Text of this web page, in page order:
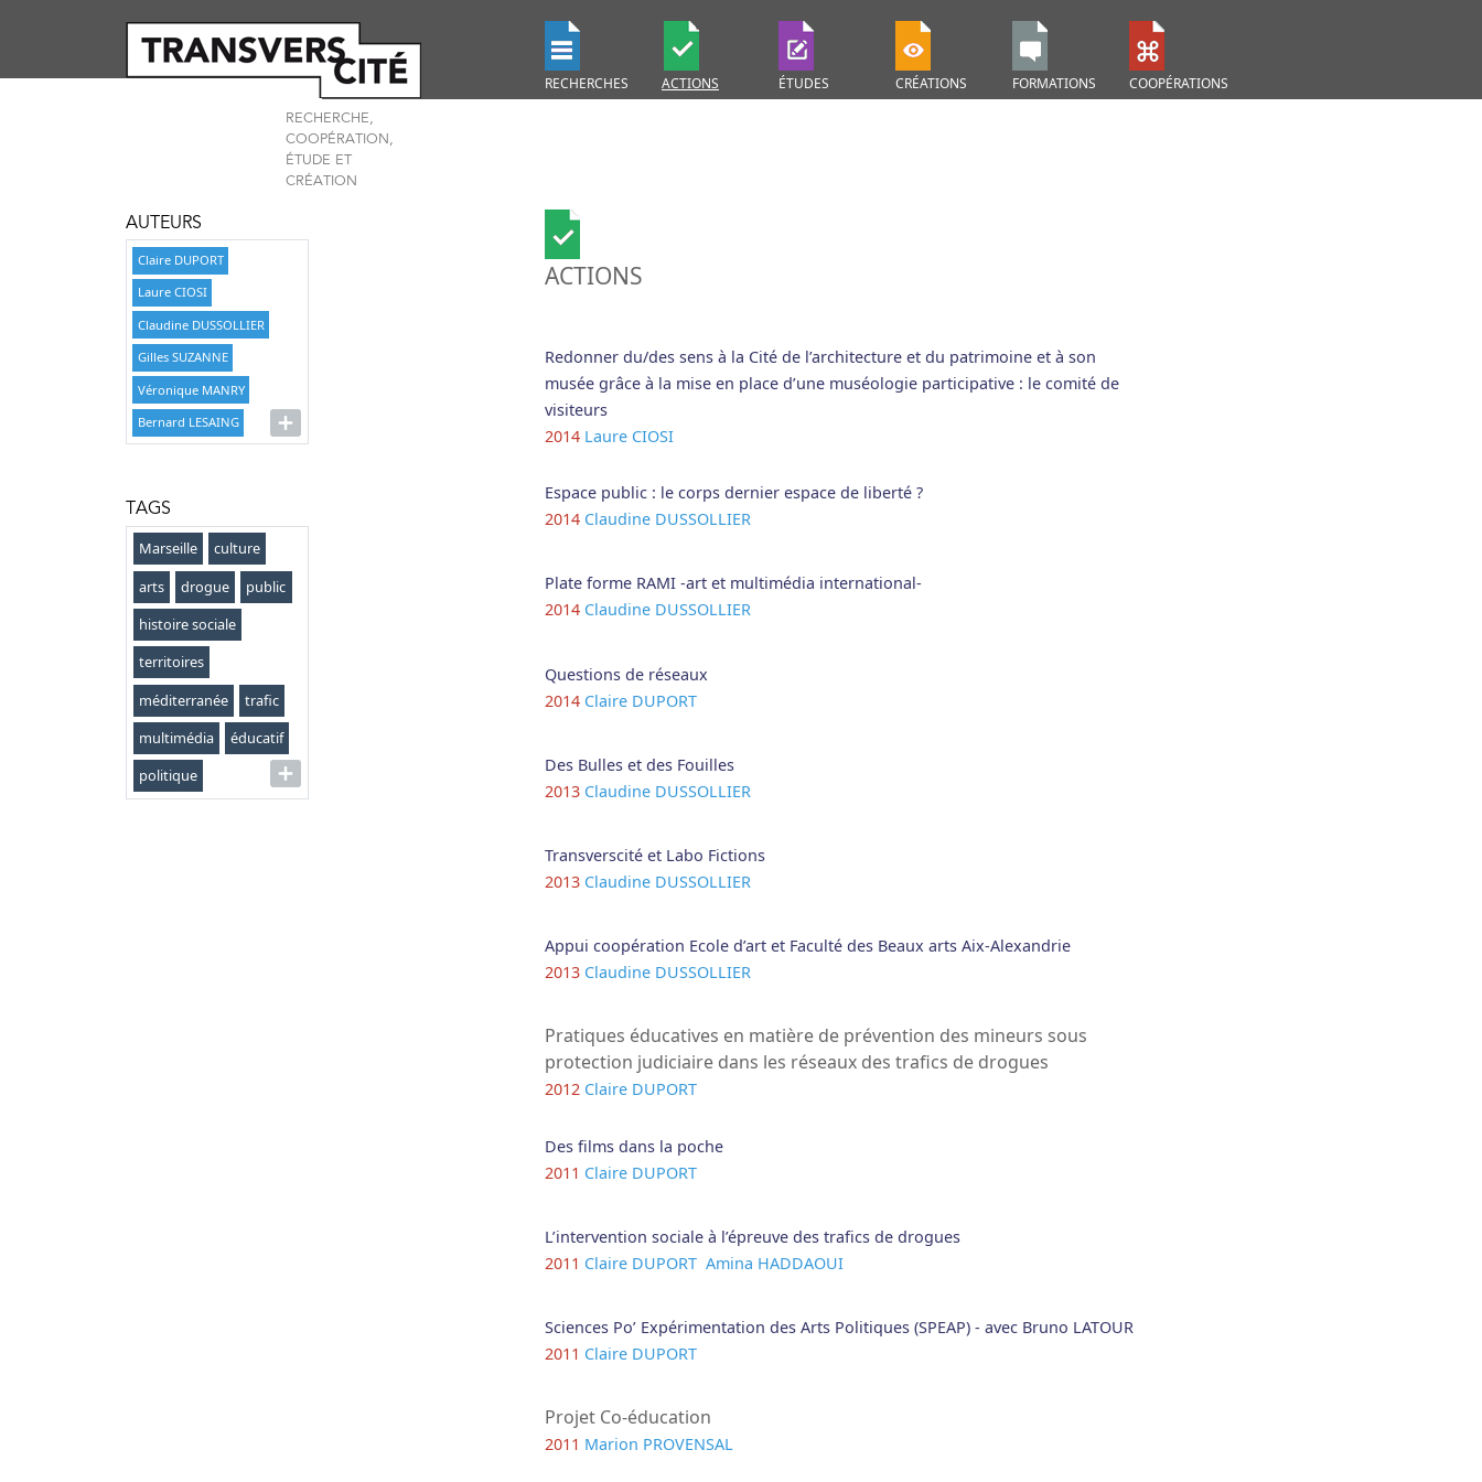
RECHERCHES ACTIONS ÉTUDES CRÉATIONS FORMATIONS COOPÉRATIONS
RECHERCHE,
COOPÉRATION,
ÉTUDE ET
CRÉATION
AUTEURS
Claire DUPORT
Laure CIOSI
Claudine DUSSOLLIER
Gilles SUZANNE
Véronique MANRY
Bernard LESAING
TAGS
Marseille
culture
arts
drogue
public
histoire sociale
territoires
méditerranée
trafic
multimédia
éducatif
politique
ACTIONS
Redonner du/des sens à la Cité de l’architecture et du patrimoine et à son
musée grâce à la mise en place d’une muséologie participative : le comité de
visiteurs
2014 Laure CIOSI
Espace public : le corps dernier espace de liberté ?
2014 Claudine DUSSOLLIER
Plate forme RAMI -art et multimédia international-
2014 Claudine DUSSOLLIER
Questions de réseaux
2014 Claire DUPORT
Des Bulles et des Fouilles
2013 Claudine DUSSOLLIER
Transverscité et Labo Fictions
2013 Claudine DUSSOLLIER
Appui coopération Ecole d’art et Faculté des Beaux arts Aix-Alexandrie
2013 Claudine DUSSOLLIER
Pratiques éducatives en matière de prévention des mineurs sous
protection judiciaire dans les réseaux des trafics de drogues
2012 Claire DUPORT
Des films dans la poche
2011 Claire DUPORT
L’intervention sociale à l’épreuve des trafics de drogues
2011 Claire DUPORT Amina HADDAOUI
Sciences Po’ Expérimentation des Arts Politiques (SPEAP) - avec Bruno LATOUR
2011 Claire DUPORT
Projet Co-éducation
2011 Marion PROVENSAL